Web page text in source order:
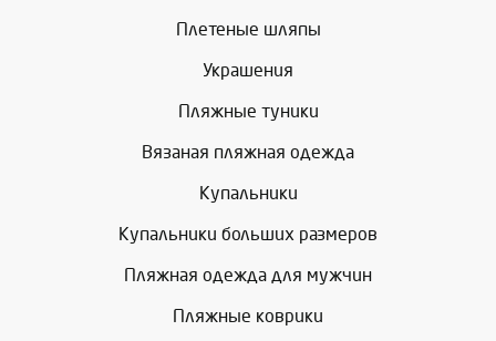
Плетеные шляпы
Украшения
Пляжные туники
Вязаная пляжная одежда
Купальники
Купальники больших размеров
Пляжная одежда для мужчин
Пляжные коврики